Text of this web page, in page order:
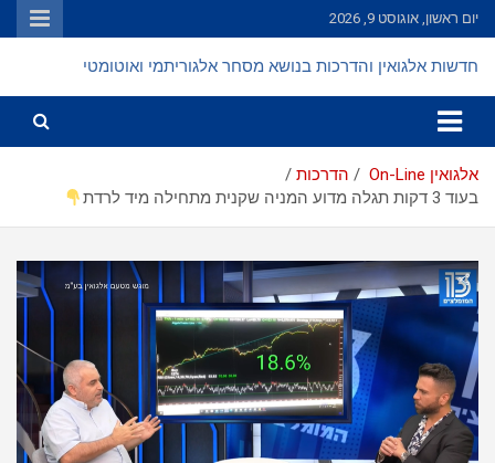
Skip
to
יום ראשון, אוגוסט 9, 2026
חדשות אלגואין והדרכות בנושא מסחר אלגוריתמי ואוטומטי
אלגואין On-Line
הדרכות
בעוד 3 דקות תגלה מדוע המניה שקנית מתחילה מיד לרדת